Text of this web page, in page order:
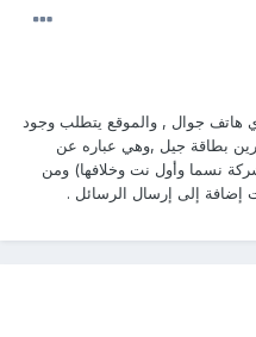
هاتف جوال , والموقع يتطلب وجود
بطاقة جيل ,وهي عباره عن
نسما وأول نت وخلافها) ومن
إضافة إلى إرسال الرسائل .